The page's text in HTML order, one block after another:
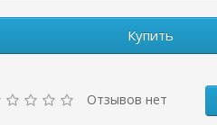
Купить
Отзывов нет